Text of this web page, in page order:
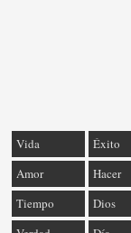
Vida Éxito
Amor
Hacer
Tiempo
Dios